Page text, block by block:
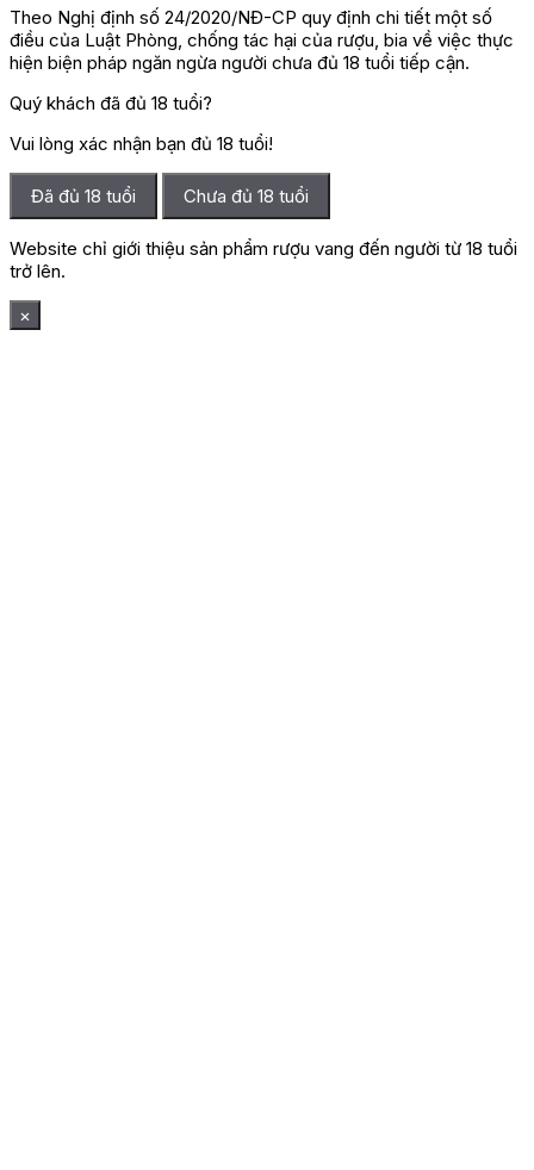
Theo Nghị định số 24/2020/NĐ-CP quy định chi tiết một số
điều của Luật Phòng, chống tác hại của rượu, bia về việc thực
hiện biện pháp ngăn ngừa người chưa đủ 18 tuổi tiếp cận.
Quý khách đã đủ 18 tuổi?
Vui lòng xác nhận bạn đủ 18 tuổi!
Đã đủ 18 tuổi Chưa đủ 18 tuổi
Website chỉ giới thiệu sản phẩm rượu vang đến người từ 18 tuổi
trở lên.
×